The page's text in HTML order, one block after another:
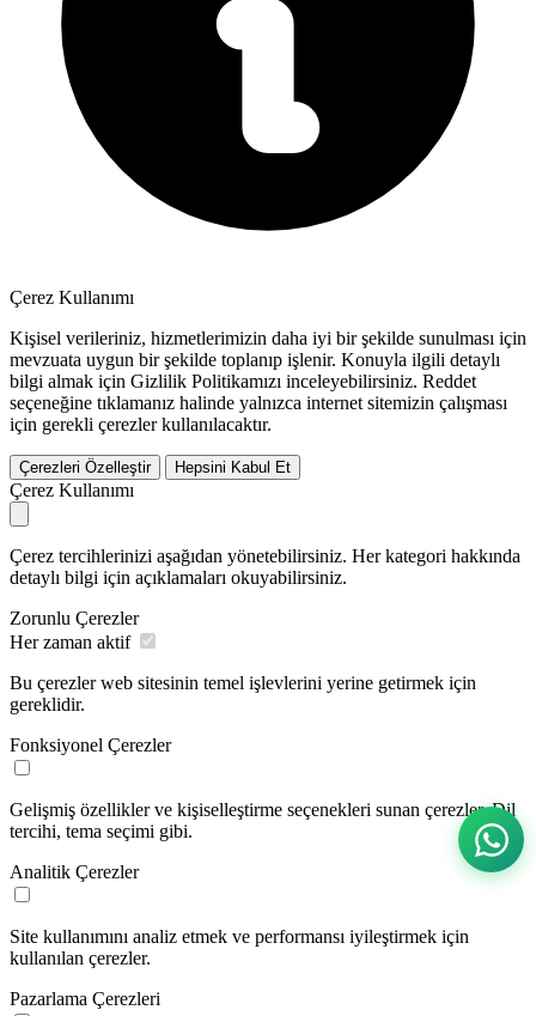
Çerez Kullanımı
Kişisel verileriniz, hizmetlerimizin daha iyi bir şekilde sunulması için
mevzuata uygun bir şekilde toplanıp işlenir. Konuyla ilgili detaylı
bilgi almak için Gizlilik Politikamızı inceleyebilirsiniz. Reddet
seçeneğine tıklamanız halinde yalnızca internet sitemizin çalışması
için gerekli çerezler kullanılacaktır.
Çerezleri Özelleştir Hepsini Kabul Et
Çerez Kullanımı
Çerez tercihlerinizi aşağıdan yönetebilirsiniz. Her kategori hakkında
detaylı bilgi için açıklamaları okuyabilirsiniz.
Zorunlu Çerezler
Her zaman aktif
Bu çerezler web sitesinin temel işlevlerini yerine getirmek için
gereklidir.
Fonksiyonel Çerezler
Gelişmiş özellikler ve kişiselleştirme seçenekleri sunan çerezler. Dil
tercihi, tema seçimi gibi.
Analitik Çerezler
Site kullanımını analiz etmek ve performansı iyileştirmek için
kullanılan çerezler.
Pazarlama Çerezleri